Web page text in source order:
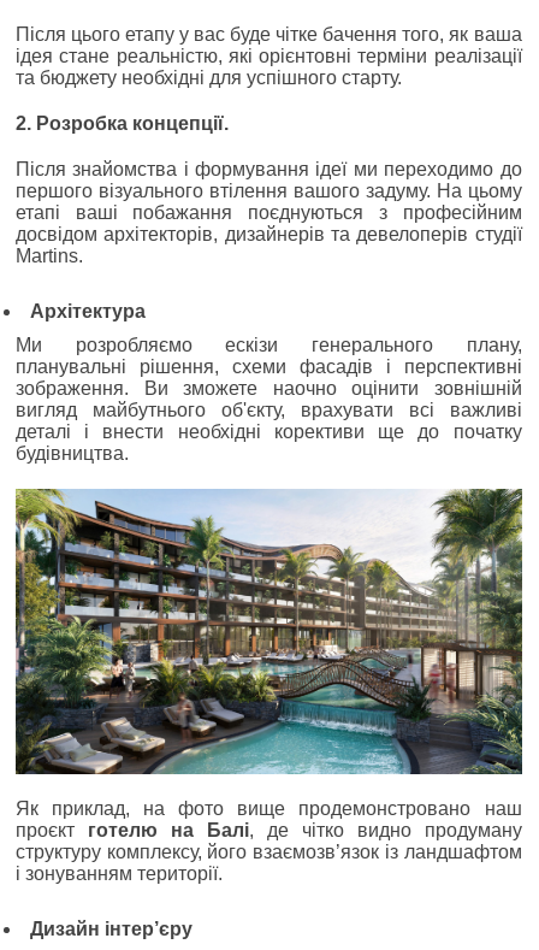
Після цього етапу у вас буде чітке бачення того, як ваша
ідея стане реальністю, які орієнтовні терміни реалізації
та бюджету необхідні для успішного старту.
2. Розробка концепції.
Після знайомства і формування ідеї ми переходимо до
першого візуального втілення вашого задуму. На цьому
етапі ваші побажання поєднуються з професійним
досвідом архітекторів, дизайнерів та девелоперів студії
Martins.
Архітектура
Ми розробляємо ескізи генерального плану,
планувальні рішення, схеми фасадів і перспективні
зображення. Ви зможете наочно оцінити зовнішній
вигляд майбутнього об'єкту, врахувати всі важливі
деталі і внести необхідні корективи ще до початку
будівництва.
Як приклад, на фото вище продемонстровано наш
проєкт готелю на Балі, де чітко видно продуману
структуру комплексу, його взаємозв’язок із ландшафтом
і зонуванням території.
Дизайн інтер’єру